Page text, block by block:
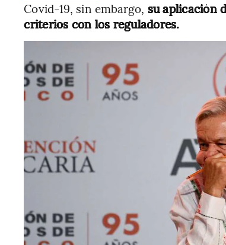
Covid-19, sin embargo, su aplicación
criterios con los reguladores.